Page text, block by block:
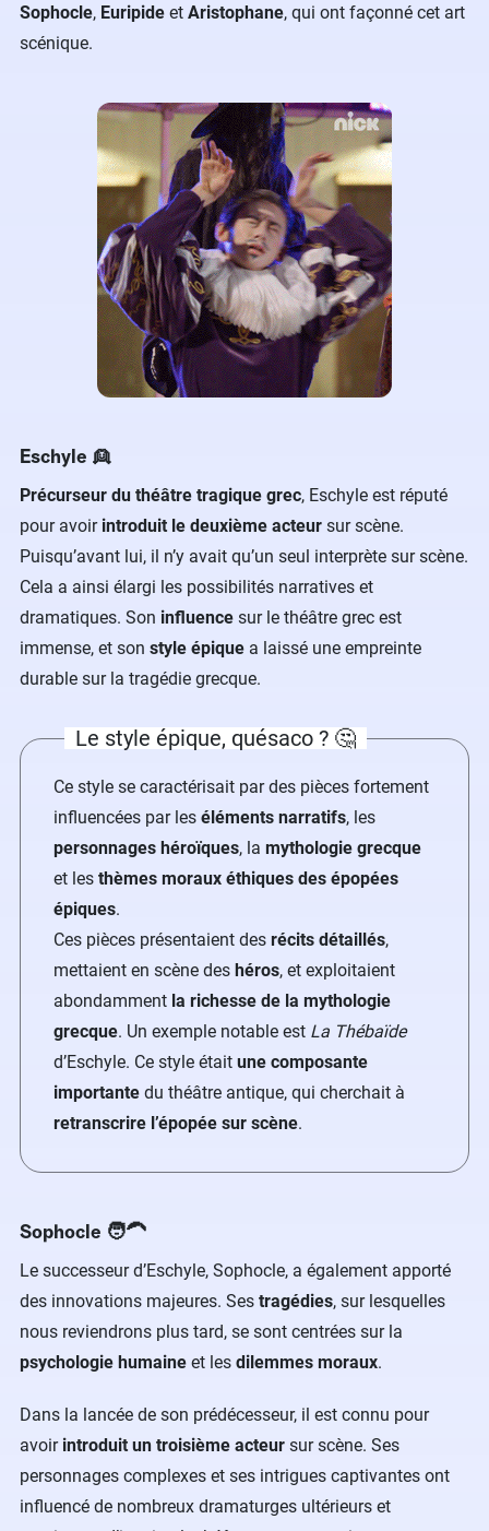
Sophocle, Euripide et Aristophane, qui ont façonné cet art
scénique.
Eschyle 👱
Précurseur du théâtre tragique grec, Eschyle est réputé
pour avoir introduit le deuxième acteur sur scène.
Puisqu’avant lui, il n’y avait qu’un seul interprète sur scène.
Cela a ainsi élargi les possibilités narratives et
dramatiques. Son influence sur le théâtre grec est
immense, et son style épique a laissé une empreinte
durable sur la tragédie grecque.
Le style épique, quésaco ? 🤔
Ce style se caractérisait par des pièces fortement
influencées par les éléments narratifs, les
personnages héroïques, la mythologie grecque
et les thèmes moraux éthiques des épopées
épiques.
Ces pièces présentaient des récits détaillés,
mettaient en scène des héros, et exploitaient
abondamment la richesse de la mythologie
grecque. Un exemple notable est La Thébaïde
d’Eschyle. Ce style était une composante
importante du théâtre antique, qui cherchait à
retranscrire l’épopée sur scène.
Sophocle 🧑‍🦱
Le successeur d’Eschyle, Sophocle, a également apporté
des innovations majeures. Ses tragédies, sur lesquelles
nous reviendrons plus tard, se sont centrées sur la
psychologie humaine et les dilemmes moraux.
Dans la lancée de son prédécesseur, il est connu pour
avoir introduit un troisième acteur sur scène. Ses
personnages complexes et ses intrigues captivantes ont
influencé de nombreux dramaturges ultérieurs et